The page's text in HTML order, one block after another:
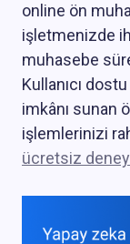
online ön
işletmenizde
muhasebe
Kullanıcı
imkânı sunan
işlemlerinizi
ücretsiz